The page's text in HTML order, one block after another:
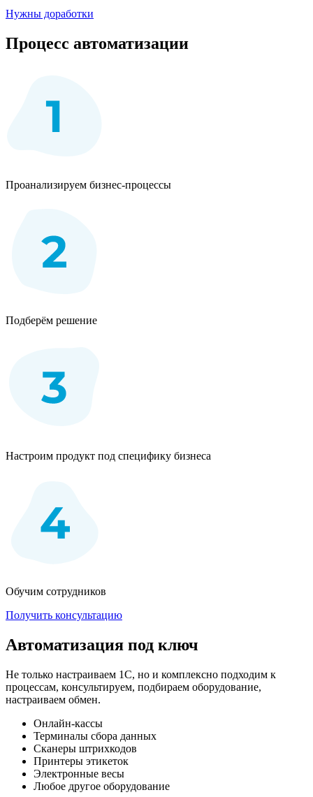
Нужны доработки
Процесс автоматизации
Проанализируем бизнес-процессы
Подберём решение
Настроим продукт под специфику бизнеса
Обучим сотрудников
Получить консультацию
Автоматизация под ключ
Не только настраиваем 1С, но и комплексно подходим к
процессам, консультируем, подбираем оборудование,
настраиваем обмен.
Онлайн-кассы
Терминалы сбора данных
Сканеры штрихкодов
Принтеры этикеток
Электронные весы
Любое другое оборудование